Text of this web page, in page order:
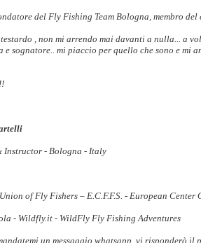
del Fly Fishing Team Bologna, membro del
, non mi arrendo mai davanti a nulla... a
e sognatore.. mi piaccio per quello che sono e mi
Instructor - Bologna - Italy
of Fly Fishers – E.C.F.F.S. - European
- Wildfly.it - WildFly Fly Fishing Adventures
un messaggio whatsapp, vi risponderò il